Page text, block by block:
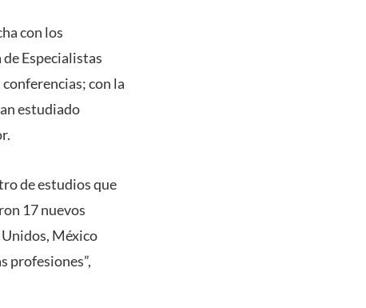
con los
Especialistas
con la
estudiado
de estudios que
17 nuevos
México
profesiones”,